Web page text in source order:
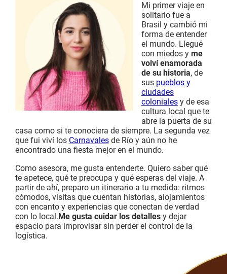
Mi primer viaje en
solitario fue a
Brasil y cambió mi
forma de entender
el mundo. Llegué
con miedos y me
volví enamorada
de su historia, de
sus pueblos y
ciudades
colonialesy de esa
cultura local que te
abre la puerta de su
casa como si te conociera de siempre. La segunda vez
que fui viví los Carnavalesde Río y aún no he
encontrado una fiesta mejor en el mundo.
Como asesora, me gusta entenderte. Quiero saber qué
te apetece, qué te preocupa y qué esperas del viaje. A
partir de ahí, preparo un itinerario a tu medida: ritmos
cómodos, visitas que cuentan historias, alojamientos
con encanto y experiencias que conectan de verdad
con lo local.Me gusta cuidar los detallesy dejar
espacio para improvisar sin perder el control de la
logística.